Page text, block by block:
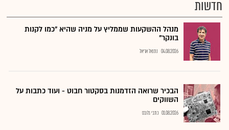
חדשות
מנהל ההשקעות שממליץ על מניה שהיא "כמו לקנות
בונקר"
04.08.2026 נתנאל אריאל
הבכיר שרואה הזדמנות בסקטור חבוט - ועוד כתבות על
השווקים
01.08.2026 כתבי גלובס